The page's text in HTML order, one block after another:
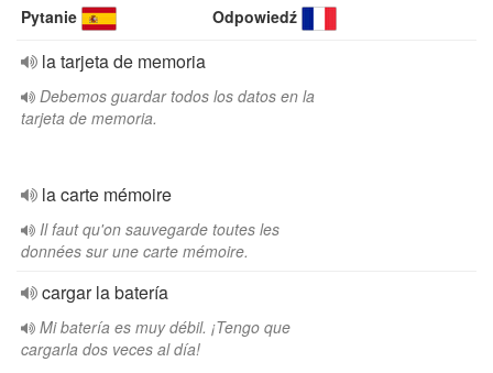
Pytanie Odpowiedź
la tarjeta de memoria
Debemos guardar todos los datos en la
tarjeta de memoria.
la carte mémoire
Il faut qu'on sauvegarde toutes les
données sur une carte mémoire.
cargar la batería
Mi batería es muy débil. ¡Tengo que
cargarla dos veces al día!